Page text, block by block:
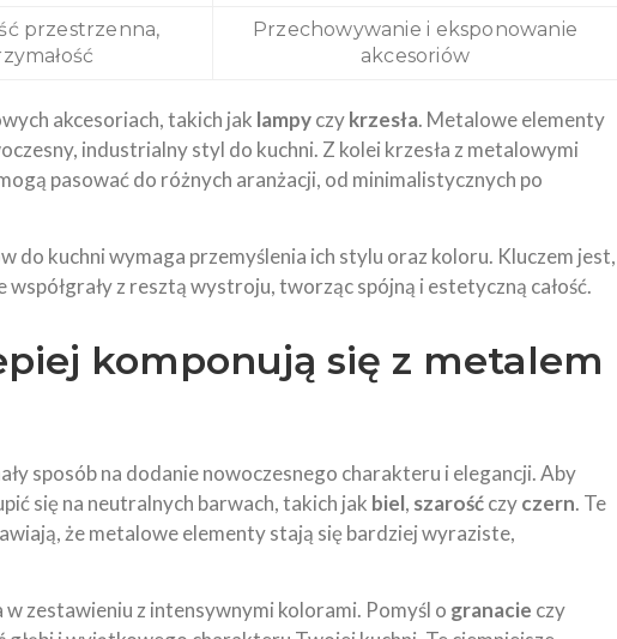
przestrzenna,
Przechowywanie i eksponowanie
akcesoriów
akcesoriach, takich jak lampyczykrzesła. Metalowe elementy
industrialny styl do kuchni. Z kolei krzesła z metalowymi
pasować do różnych aranżacji, od minimalistycznych po
do kuchni wymaga przemyślenia ich stylu oraz koloru. Kluczem jest,
z resztą wystroju, tworząc spójną i estetyczną całość.
komponują się z metalem
sposób na dodanie nowoczesnego charakteru i elegancji. Aby
się na neutralnych barwach, takich jak biel, szarośćczyczern. Te
że metalowe elementy stają się bardziej wyraziste,
zestawieniu z intensywnymi kolorami. Pomyśl o granacie czy